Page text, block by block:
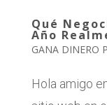
Qué
Año
GANA DINERO
Hola amigo